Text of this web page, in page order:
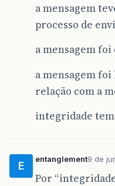
a mensagem
processo de
a mensagem
a mensagem
relação com a
integridade
E
entanglement9 de
Por